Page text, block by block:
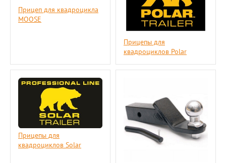
Прицеп для квадроцикла
MOOSE
Прицепы для
квадроциклов Polar
Прицепы для
квадроциклов Solar